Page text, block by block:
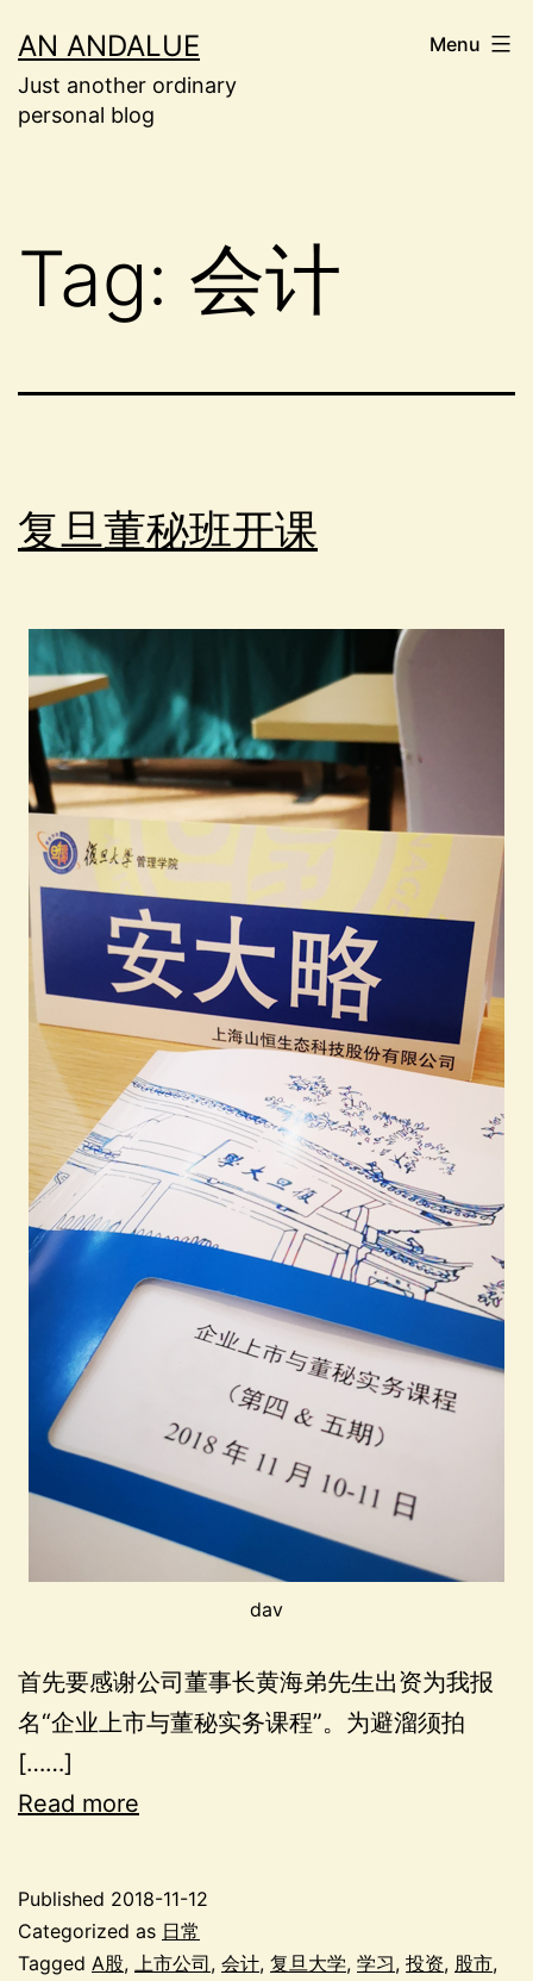
to
content
AN ANDALUE
Just another ordinary
personal blog
Menu
Tag: 会计
复旦董秘班开课
dav
首先要感谢公司董事长黄海弟先生出资为我报
名“企业上市与董秘实务课程”。为避溜须拍
[……]
Read more
Published 2018-11-12
Categorized as 日常
Tagged A股, 上市公司, 会计, 复旦大学, 学习, 投资, 股市,